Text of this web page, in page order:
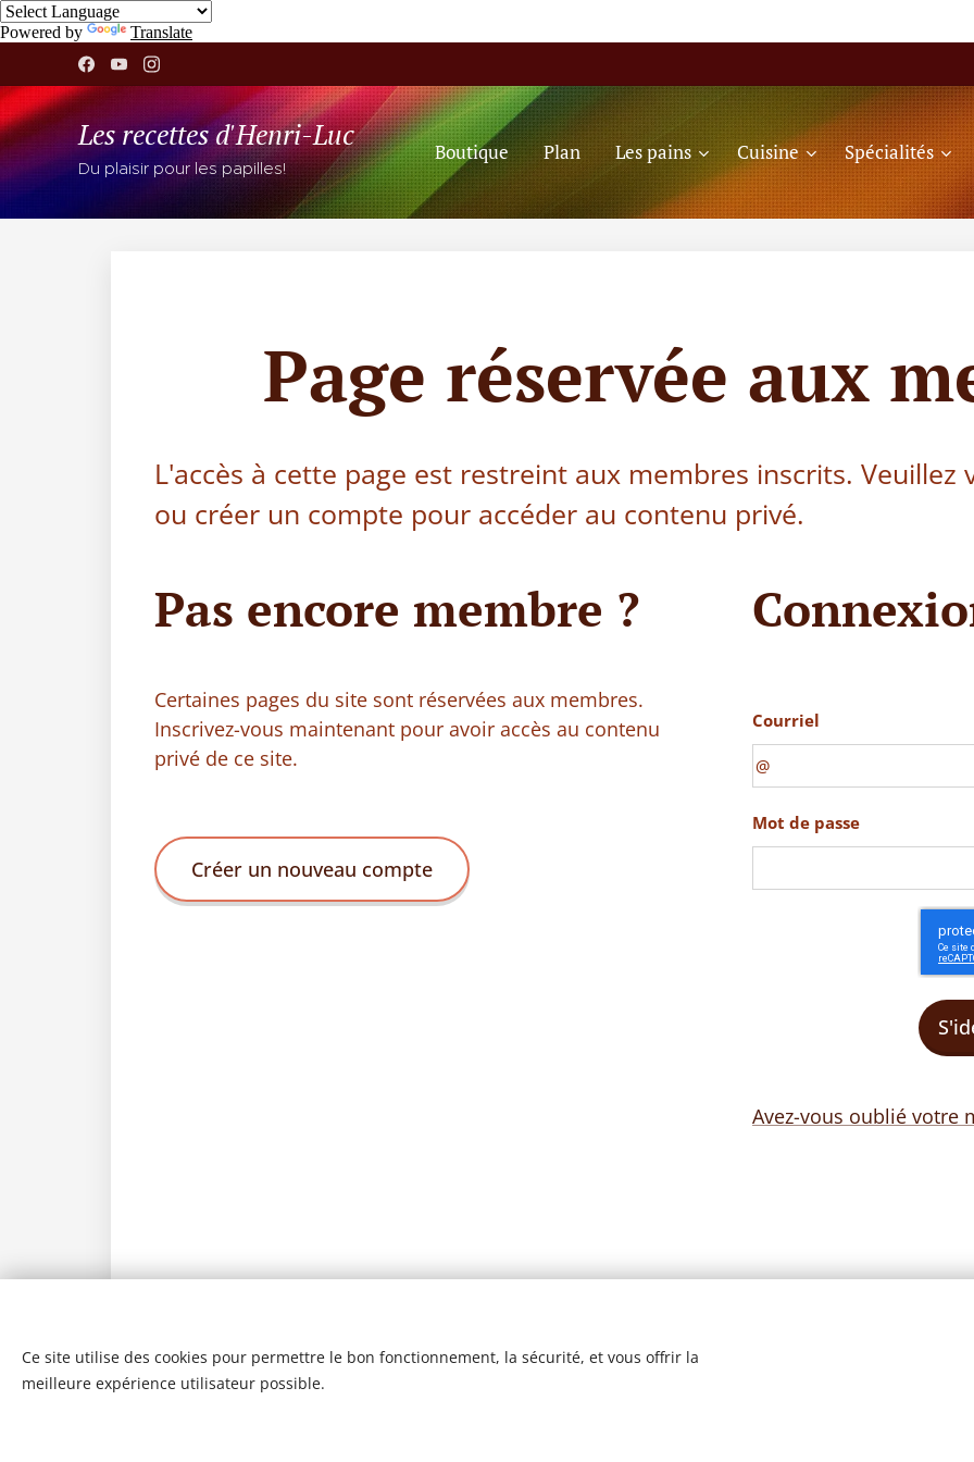
Powered by Translate
Les recettes d'Henri-Luc
Du plaisir pour les papilles!
Boutique Plan Les pains Cuisine Spécialités
Page réservée aux
L'accès à cette page est restreint aux membres inscrits. Veuillez
ou créer un compte pour accéder au contenu privé.
Pas encore membre ?
Certaines pages du site sont réservées aux membres.
Inscrivez-vous maintenant pour avoir accès au contenu
privé de ce site.
Créer un nouveau compte
Courriel
Mot de passe
Avez-vous oublié votre
Ce site utilise des cookies pour permettre le bon fonctionnement, la sécurité, et vous offrir la
meilleure expérience utilisateur possible.